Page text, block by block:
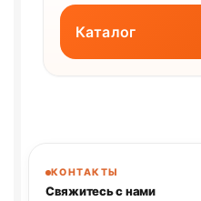
Каталог
КОНТАКТЫ
Свяжитесь с нами